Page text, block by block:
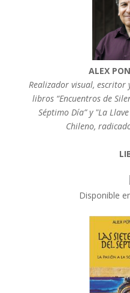
ALEX
Realizador visual,
libros “Encuentros de
Séptimo Día” y "La
Chileno,
Disponible